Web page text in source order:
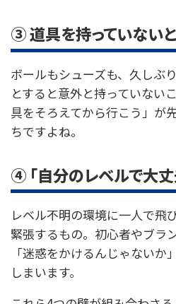
③ 道具を持っていない
ボールもシューズも、久しぶ
とすると意外と持っていない
具をそろえてから行こう」が
ちですよね。
④ 「自分のレベルで大丈
レベル不明の環境に一人で飛
緊張するもの。初心者やブラ
「迷惑をかけるんじゃないか
しまいます。